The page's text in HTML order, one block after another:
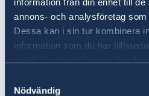
information från din enhet till
annons- och analysföretag
Dessa kan i sin tur kombinera
information som du har
Nödvändig